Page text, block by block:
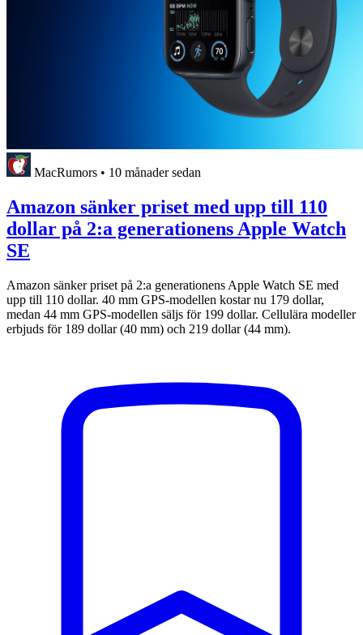
MacRumors • 10 månader sedan
Amazon sänker priset med upp till 110
dollar på 2:a generationens Apple Watch
SE
Amazon sänker priset på 2:a generationens Apple Watch SE med
upp till 110 dollar. 40 mm GPS-modellen kostar nu 179 dollar,
medan 44 mm GPS-modellen säljs för 199 dollar. Cellulära modeller
erbjuds för 189 dollar (40 mm) och 219 dollar (44 mm).